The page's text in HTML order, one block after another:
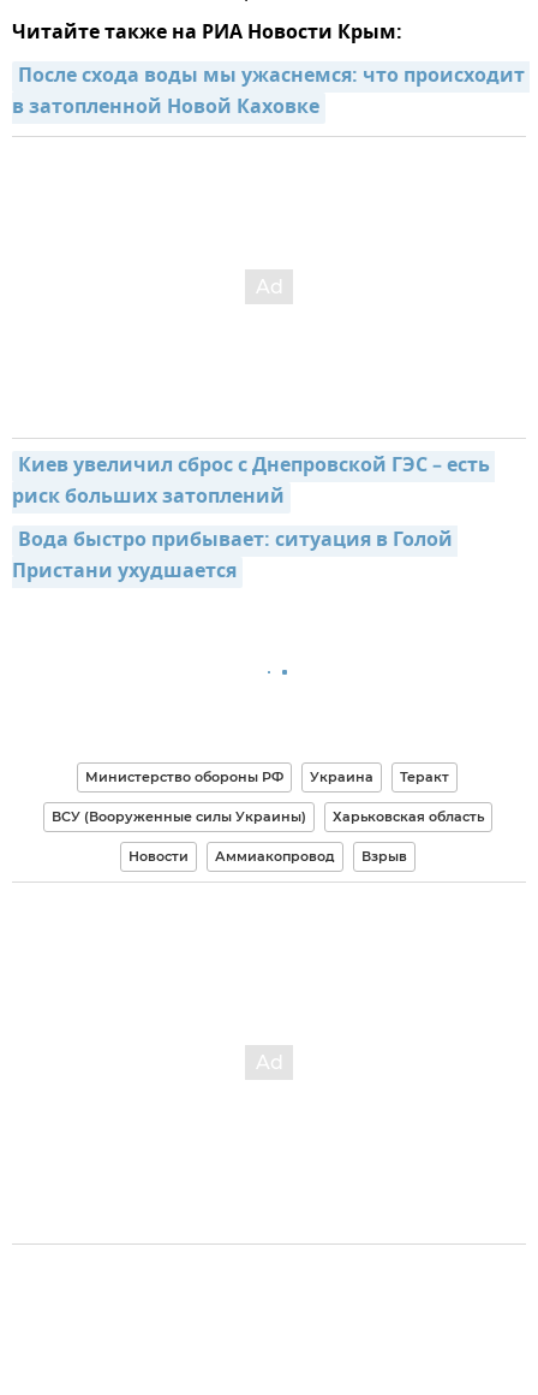
Читайте также на РИА Новости Крым:
После схода воды мы ужаснемся: что происходит
в затопленной Новой Каховке
Киев увеличил сброс с Днепровской ГЭС – есть
риск больших затоплений
Вода быстро прибывает: ситуация в Голой
Пристани ухудшается
Министерство обороны РФ Украина Теракт
ВСУ (Вооруженные силы Украины) Харьковская область
Новости Аммиакопровод Взрыв